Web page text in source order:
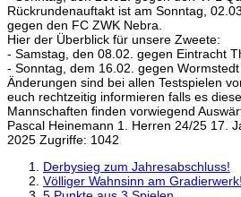
Rückrundenauftakt ist am Sonntag,
gegen den FC ZWK Nebra.
Hier der Überblick für unsere Zweete:
- Samstag, den 08.02. gegen Eintracht
- Sonntag, dem 16.02. gegen Wormstedt
Änderungen sind bei allen Testspielen
euch rechtzeitig informieren falls es
Mannschaften finden vorwiegend
Pascal Heinemann 1. Herren 24/25 17.
2025 Zugriffe: 1042
Derbysieg zum Jahresabschluss!
Völliger Wahnsinn am Gradierwerk!